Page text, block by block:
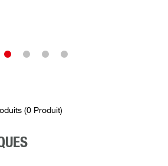
(0 Produit)